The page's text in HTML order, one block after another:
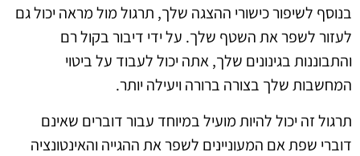
בנוסף לשיפור כישורי ההצגה שלך, תרגול מול מראה יכול גם
לעזור לשפר את השטף שלך. על ידי דיבור בקול רם
והתבוננות בגינונים שלך, אתה יכול לעבוד על ביטוי
המחשבות שלך בצורה ברורה ויעילה יותר.
תרגול זה יכול להיות מועיל במיוחד עבור דוברים שאינם
דוברי שפת אם המעוניינים לשפר את ההגייה והאינטונציה